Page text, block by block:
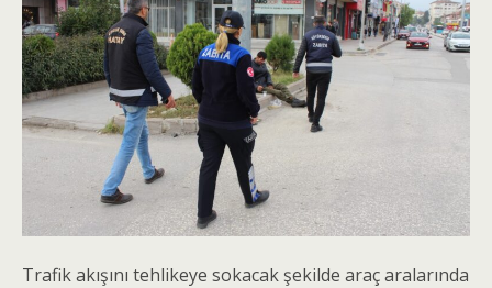
Trafik akışını tehlikeye sokacak şekilde araç aralarında